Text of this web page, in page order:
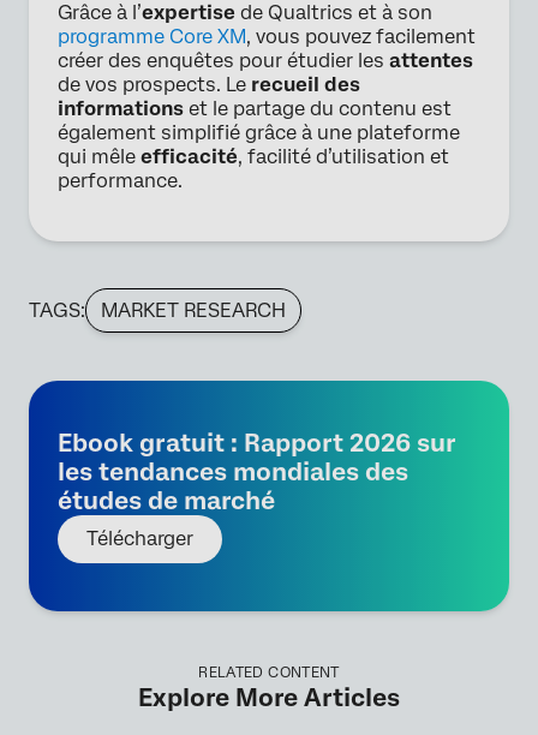
Grâce à l’expertise de Qualtrics et à son
programme Core XM, vous pouvez facilement
créer des enquêtes pour étudier les attentes
de vos prospects. Le recueil des
informations et le partage du contenu est
également simplifié grâce à une plateforme
qui mêle efficacité, facilité d’utilisation et
performance.
TAGS: MARKET RESEARCH
Ebook gratuit : Rapport 2026 sur
les tendances mondiales des
études de marché
Télécharger
RELATED CONTENT
Explore More Articles